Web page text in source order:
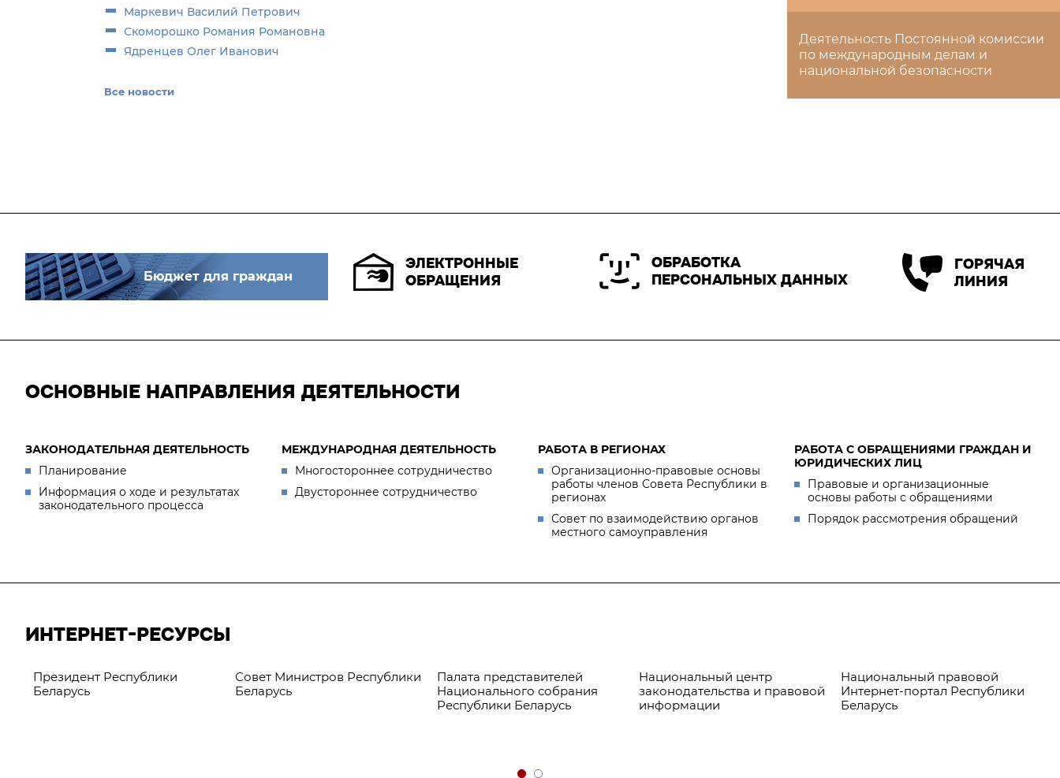
Маркевич Василий Петрович
Скоморошко Романия Романовна
Ядренцев Олег Иванович
Все новости
Деятельность Постоянной комиссии
по международным делам и
национальной безопасности
Бюджет для граждан
ЭЛЕКТРОННЫЕ
ОБРАЩЕНИЯ
ОБРАБОТКА
ПЕРСОНАЛЬНЫХ ДАННЫХ
ГОРЯЧАЯ
ЛИНИЯ
ОСНОВНЫЕ НАПРАВЛЕНИЯ ДЕЯТЕЛЬНОСТИ
ЗАКОНОДАТЕЛЬНАЯ ДЕЯТЕЛЬНОСТЬ
Планирование
Информация о ходе и результатах
законодательного процесса
МЕЖДУНАРОДНАЯ ДЕЯТЕЛЬНОСТЬ
Многостороннее сотрудничество
Двустороннее сотрудничество
РАБОТА В РЕГИОНАХ
Организационно-правовые основы
работы членов Совета Республики в
регионах
Совет по взаимодействию органов
местного самоуправления
РАБОТА С ОБРАЩЕНИЯМИ ГРАЖДАН И
ЮРИДИЧЕСКИХ ЛИЦ
Правовые и организационные
основы работы с обращениями
Порядок рассмотрения обращений
ИНТЕРНЕТ-РЕСУРСЫ
Президент Республики
Беларусь
Совет Министров Республики
Беларусь
Палата представителей
Национального собрания
Республики Беларусь
Национальный центр
законодательства и правовой
информации
Национальный правовой
Интернет-портал Республики
Беларусь